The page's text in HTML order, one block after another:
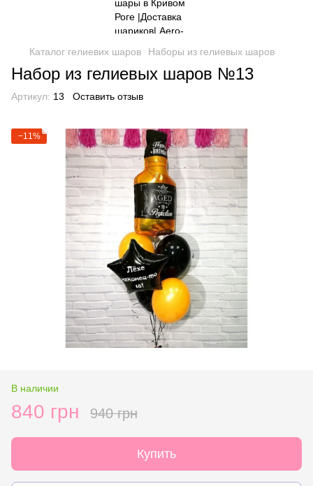
Каталог гелиевих шаров Наборы из гелиевых шаров
Набор из гелиевых шаров №13
Артикул: 13 Оставить отзыв
−11%
В наличии
840 грн 940 грн
Купить